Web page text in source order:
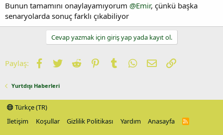
Bunun tamamını onaylayamıyorum @Emir, çünkü başka
senaryolarda sonuç farklı çıkabiliyor
Cevap yazmak için giriş yap yada kayıt ol.
Paylaş: Facebook
TwitterReddit PinterestTumblrWhatsApp
E-postaLink
Yurtdışı Haberleri
Türkçe (TR)
İletişim
Koşullar Gizlilik Politikası Yardım Anasayfa
R